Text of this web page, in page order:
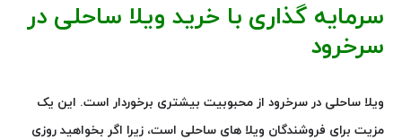
سرمایه گذاری با خرید ویلا ساحلی در
سرخرود
ویلا ساحلی در سرخرود از محبوبیت بیشتری برخوردار است. این یک
مزیت برای فروشندگان ویلا های ساحلی است، زیرا اگر بخواهید روزی